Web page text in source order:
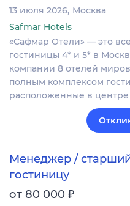
13 июля 2026 Москва
Safmar Hotels
«Сафмар Отели» — это
гостиницы 4* и 5* в
компании 8 отелей
полным комплексом
расположенные в
Менеджер /
гостиницу
от 80 000 ₽